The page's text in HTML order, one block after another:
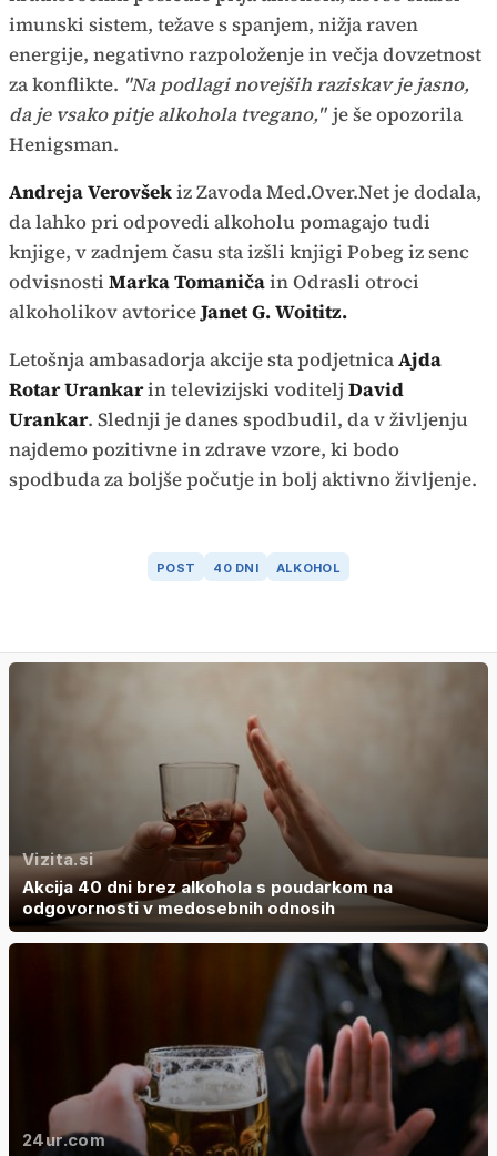
imunski sistem, težave s spanjem, nižja raven
energije, negativno razpoloženje in večja dovzetnost
za konflikte. "Na podlagi novejših raziskav je jasno,
da je vsako pitje alkohola tvegano," je še opozorila
Henigsman.
Andreja Verovšekiz Zavoda Med.Over.Net je dodala,
da lahko pri odpovedi alkoholu pomagajo tudi
knjige, v zadnjem času sta izšli knjigi Pobeg iz senc
odvisnosti Marka Tomaničain Odrasli otroci
alkoholikov avtoriceJanet G. Woititz.
Letošnja ambasadorja akcije sta podjetnicaAjda
Rotar Urankarin televizijski voditelj David
Urankar. Slednji je danes spodbudil, da v življenju
najdemo pozitivne in zdrave vzore, ki bodo
spodbuda za boljše počutje in bolj aktivno življenje.
POST 40 DNI ALKOHOL
Vizita.si
Akcija 40 dni brez alkohola s poudarkom na
odgovornosti v medosebnih odnosih
24ur.com